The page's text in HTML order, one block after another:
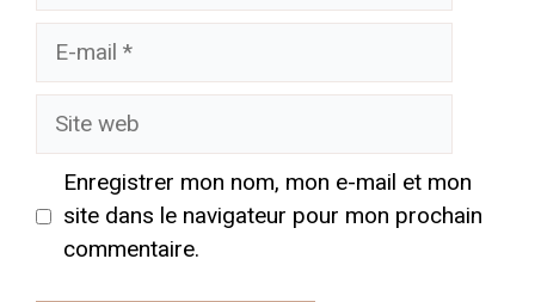
Site
Enregistrer mon nom, mon e-mail et mon
site dans le navigateur pour mon prochain
commentaire.